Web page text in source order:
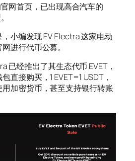
网首页，已出现高合汽车的
小编发现 EV Electra 这家电动
进行代币公募。
已经推出了其生态代币 EVET，
直接购买，1 EVET=1 USDT，
加密货币，甚至支持银行转账